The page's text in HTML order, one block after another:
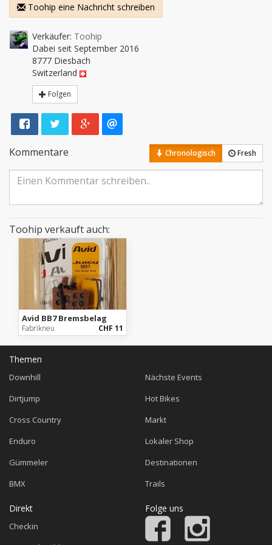
Toohip eine Nachricht schreiben
Verkäufer: Toohip
Dabei seit September 2016
8777 Diesbach
Switzerland
Folgen
Kommentare Chronologisch Fresh
Toohip verkauft auch:
Avid BB7 Bremsbelag
Fabrikneu CHF 11
Themen
Downhill
Dirtjump
Cross Country
Enduro
Gümmeler
BMX
Nächste Events
Hot Bikes
Markt
Lokaler Shop
Destinationen
Trails
Direkt
Checkin
Folge uns